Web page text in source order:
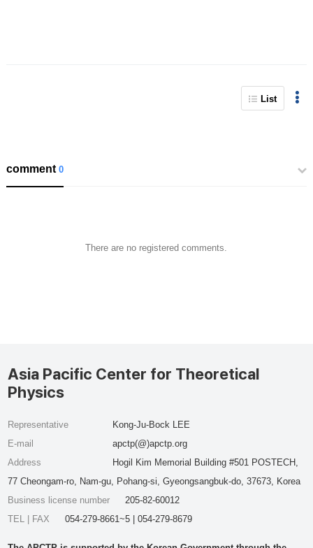
List
comment0
There are no registered comments.
Asia Pacific Center for Theoretical
Physics
Representative
Kong-Ju-Bock LEE
E-mail
apctp(@)apctp.org
Address
Hogil Kim Memorial Building #501 POSTECH,
77 Cheongam-ro, Nam-gu, Pohang-si, Gyeongsangbuk-do, 37673, Korea
Business license number
205-82-60012
TEL | FAX
054-279-8661~5 | 054-279-8679